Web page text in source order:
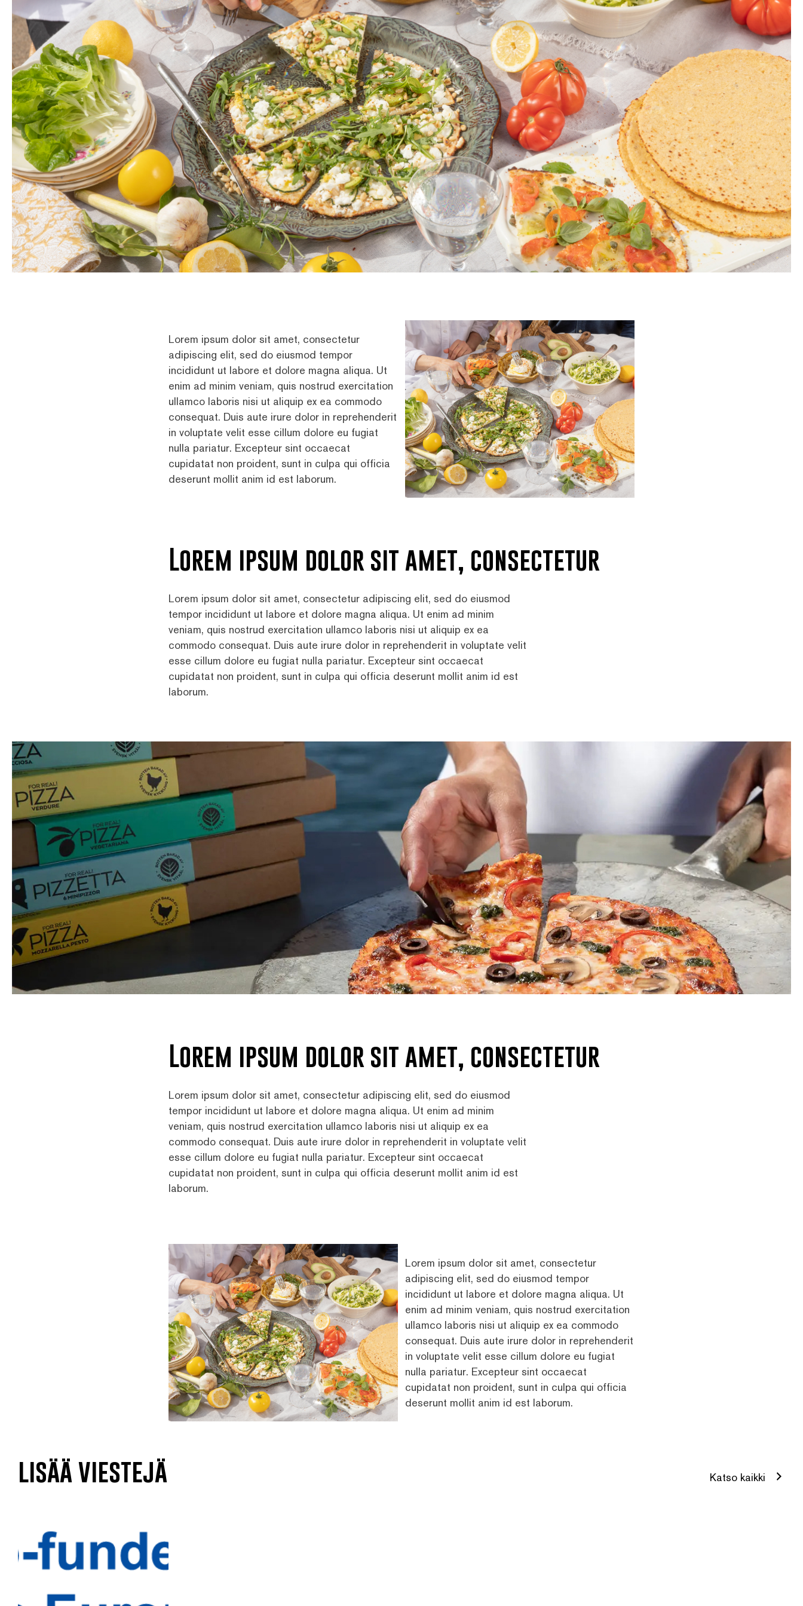
Lorem ipsum dolor sit amet, consectetur
adipiscing elit, sed do eiusmod tempor
incididunt ut labore et dolore magna aliqua. Ut
enim ad minim veniam, quis nostrud exercitation
ullamco laboris nisi ut aliquip ex ea commodo
consequat. Duis aute irure dolor in reprehenderit
in voluptate velit esse cillum dolore eu fugiat
nulla pariatur. Excepteur sint occaecat
cupidatat non proident, sunt in culpa qui officia
deserunt mollit anim id est laborum.
Lorem ipsum dolor sit amet, consectetur
Lorem ipsum dolor sit amet, consectetur adipiscing elit, sed do eiusmod
tempor incididunt ut labore et dolore magna aliqua. Ut enim ad minim
veniam, quis nostrud exercitation ullamco laboris nisi ut aliquip ex ea
commodo consequat. Duis aute irure dolor in reprehenderit in voluptate velit
esse cillum dolore eu fugiat nulla pariatur. Excepteur sint occaecat
cupidatat non proident, sunt in culpa qui officia deserunt mollit anim id est
laborum.
Lorem ipsum dolor sit amet, consectetur
Lorem ipsum dolor sit amet, consectetur adipiscing elit, sed do eiusmod
tempor incididunt ut labore et dolore magna aliqua. Ut enim ad minim
veniam, quis nostrud exercitation ullamco laboris nisi ut aliquip ex ea
commodo consequat. Duis aute irure dolor in reprehenderit in voluptate velit
esse cillum dolore eu fugiat nulla pariatur. Excepteur sint occaecat
cupidatat non proident, sunt in culpa qui officia deserunt mollit anim id est
laborum.
Lorem ipsum dolor sit amet, consectetur
adipiscing elit, sed do eiusmod tempor
incididunt ut labore et dolore magna aliqua. Ut
enim ad minim veniam, quis nostrud exercitation
ullamco laboris nisi ut aliquip ex ea commodo
consequat. Duis aute irure dolor in reprehenderit
in voluptate velit esse cillum dolore eu fugiat
nulla pariatur. Excepteur sint occaecat
cupidatat non proident, sunt in culpa qui officia
deserunt mollit anim id est laborum.
lisää viestejä Katso kaikki